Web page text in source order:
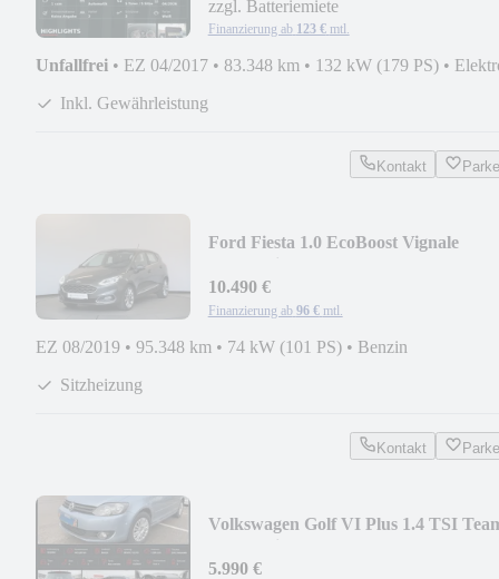
zzgl. Batteriemiete
Finanzierung ab 123 € mtl.
Unfallfrei • EZ 04/2017 • 83.348 km • 132 kW (179 PS) •
Inkl. Gewährleistung
Kontakt
Ford Fiesta 1.0 EcoBoost Vignale
10.490 €
Finanzierung ab 96 € mtl.
EZ 08/2019 • 95.348 km • 74 kW (101 PS) • Benzin
Sitzheizung
Kontakt
Volkswagen Golf VI Plus 1.4 TSI
5.990 €